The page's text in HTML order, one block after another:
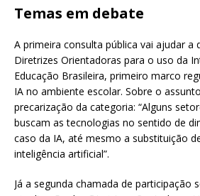
Temas em debate
A primeira consulta pública vai ajudar a
Diretrizes Orientadoras para o uso da
Educação Brasileira, primeiro marco
IA no ambiente escolar. Sobre o
precarização da categoria: “Alguns
buscam as tecnologias no sentido de
caso da IA, até mesmo a substituição
inteligência artificial”.
Já a segunda chamada de participação